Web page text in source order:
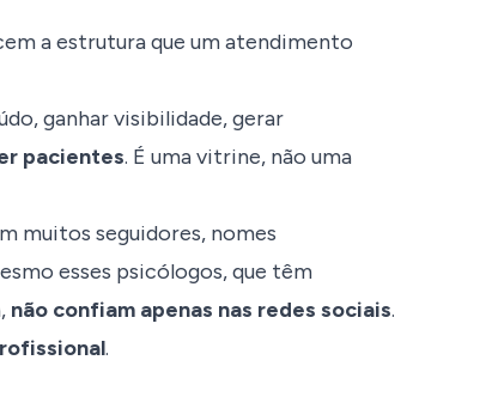
a estrutura que um atendimento
ganhar visibilidade, gerar
pacientes. É uma vitrine, não uma
muitos seguidores, nomes
esses psicólogos, que têm
não confiam apenas nas redes sociais.
.